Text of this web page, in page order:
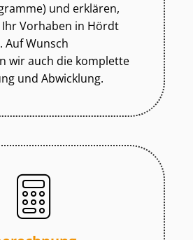
und erklären,
Vorhaben in Hördt
Auf Wunsch
wir auch die komplette
und Abwicklung.